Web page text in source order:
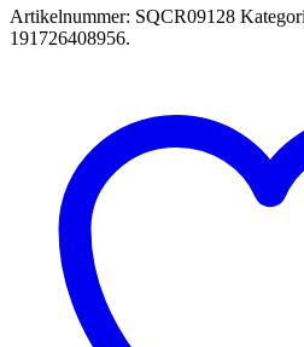
die
Katze
Menge
Artikelnummer: SQCR09128
191726408956.